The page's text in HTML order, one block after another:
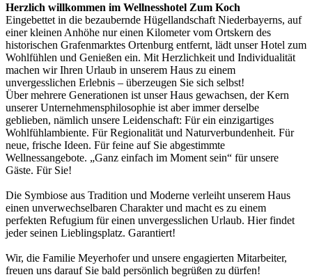
Herzlich willkommen im Wellnesshotel Zum Koch
Eingebettet in die bezaubernde Hügellandschaft Niederbayerns, auf
einer kleinen Anhöhe nur einen Kilometer vom Ortskern des
historischen Grafenmarktes Ortenburg entfernt, lädt unser Hotel zum
Wohlfühlen und Genießen ein. Mit Herzlichkeit und Individualität
machen wir Ihren Urlaub in unserem Haus zu einem
unvergesslichen Erlebnis – überzeugen Sie sich selbst!
Über mehrere Generationen ist unser Haus gewachsen, der Kern
unserer Unternehmensphilosophie ist aber immer derselbe
geblieben, nämlich unsere Leidenschaft: Für ein einzigartiges
Wohlfühlambiente. Für Regionalität und Naturverbundenheit. Für
neue, frische Ideen. Für feine auf Sie abgestimmte
Wellnessangebote. „Ganz einfach im Moment sein“ für unsere
Gäste. Für Sie!
Die Symbiose aus Tradition und Moderne verleiht unserem Haus
einen unverwechselbaren Charakter und macht es zu einem
perfekten Refugium für einen unvergesslichen Urlaub. Hier findet
jeder seinen Lieblingsplatz. Garantiert!
Wir, die Familie Meyerhofer und unsere engagierten Mitarbeiter,
freuen uns darauf Sie bald persönlich begrüßen zu dürfen!